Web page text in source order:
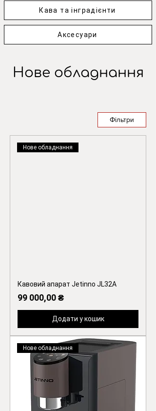
Кава та інградієнти
Аксесуари
Нове обладнання
Фільтри
Нове обладнання
Кавовий апарат Jetinno JL32A
Ціна
99 000,00 ₴
Додати у кошик
Нове обладнання